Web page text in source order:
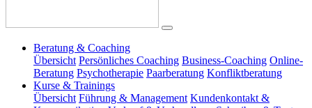
Beratung & Coaching
Übersicht Persönliches Coaching Business-Coaching Online-
Beratung Psychotherapie Paarberatung Konfliktberatung
Kurse & Trainings
Übersicht Führung & Management Kundenkontakt &